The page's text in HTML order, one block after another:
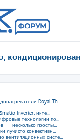
Royal Th...
Inverter: инте...
технологии по...
— несколько просты...
лучисто-конвективн...
вентиляционных систе...